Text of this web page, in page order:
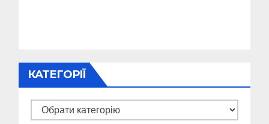
КАТЕГОРІЇ
Категорії